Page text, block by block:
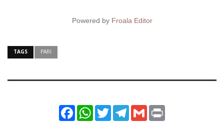
Powered by Froala Editor
TAGS PARI
FacebookWhatsApp
TwitterTelegram
Gmail